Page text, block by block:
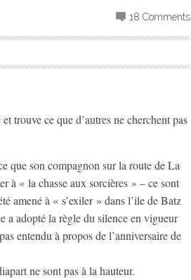
18 Comments
trouve ce que d’autres ne cherchent pas
que son compagnon sur la route de La
à « la chasse aux sorcières » – ce sont
amené à « s’exiler » dans l’ile de Batz
a adopté la règle du silence en vigueur
entendu à propos de l’anniversaire de
ne sont pas à la hauteur.